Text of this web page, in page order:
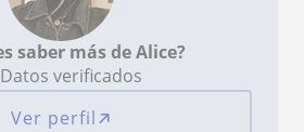
saber más de Alice?
verificados
Ver perfil